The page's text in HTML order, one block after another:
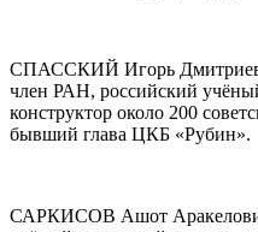
СПАССКИЙ Игорь
член РАН, российский
конструктор около 200
бывший глава ЦКБ «Рубин».
САРКИСОВ Ашот